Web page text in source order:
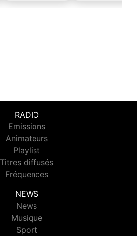
RADIO
Emissions
Animateurs
Playlist
Titres diffusés
Fréquences
NEWS
News
Musique
Sport